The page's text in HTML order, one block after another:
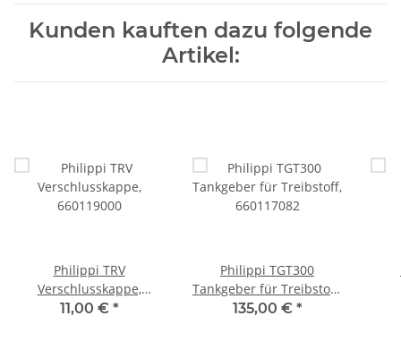
Kunden kauften dazu folgende
Artikel:
Philippi TRV
Verschlusskappe,
660119000
11,00 € *
Philippi TGT300
Tankgeber für Treibstoff,
660117082
135,00 € *